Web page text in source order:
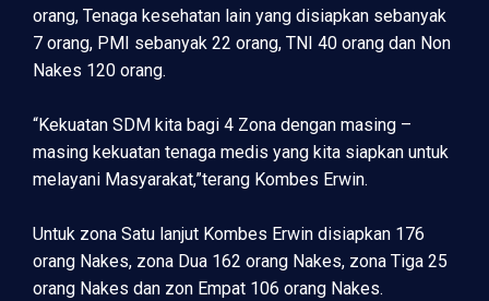
orang, Tenaga kesehatan lain yang disiapkan sebanyak
7 orang, PMI sebanyak 22 orang, TNI 40 orang dan Non
Nakes 120 orang.
“Kekuatan SDM kita bagi 4 Zona dengan masing –
masing kekuatan tenaga medis yang kita siapkan untuk
melayani Masyarakat,”terang Kombes Erwin.
Untuk zona Satu lanjut Kombes Erwin disiapkan 176
orang Nakes, zona Dua 162 orang Nakes, zona Tiga 25
orang Nakes dan zon Empat 106 orang Nakes.